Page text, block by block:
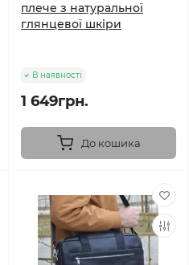
плече з натуральної
глянцевої шкіри
В наявності
1 649грн.
До кошика